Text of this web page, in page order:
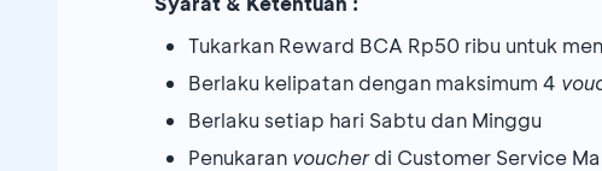
Tukarkan Reward BCA Rp50 ribu untuk
Berlaku kelipatan dengan maksimum 4
Berlaku setiap hari Sabtu dan Minggu
Penukaran voucherdi Customer Service